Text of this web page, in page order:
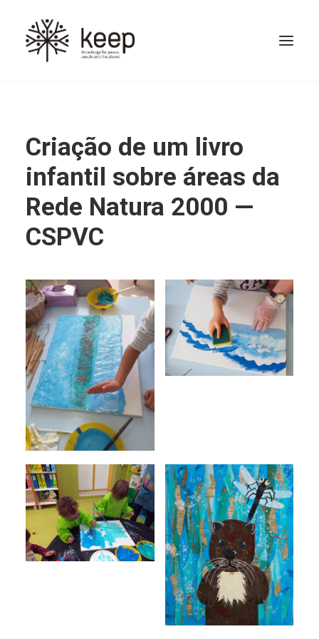
Criação de um livro
infantil sobre áreas da
Rede Natura 2000 —
CSPVC